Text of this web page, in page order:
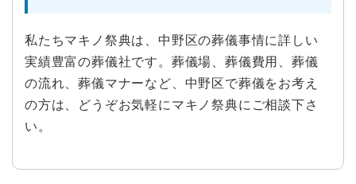
私たちマキノ祭典は、中野区の葬儀事情に詳しい
実績豊富の葬儀社です。葬儀場、葬儀費用、葬儀
の流れ、葬儀マナーなど、中野区で葬儀をお考え
の方は、どうぞお気軽にマキノ祭典にご相談下さ
い。